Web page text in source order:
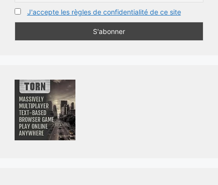
J'accepte les règles de confidentialité de ce site